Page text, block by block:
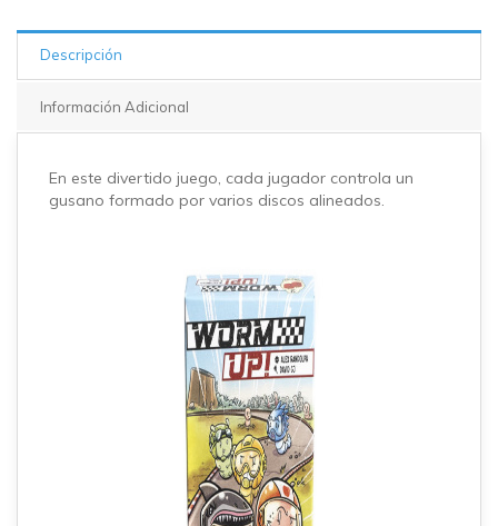
Descripción
Información Adicional
En este divertido juego, cada jugador controla un
gusano formado por varios discos alineados.